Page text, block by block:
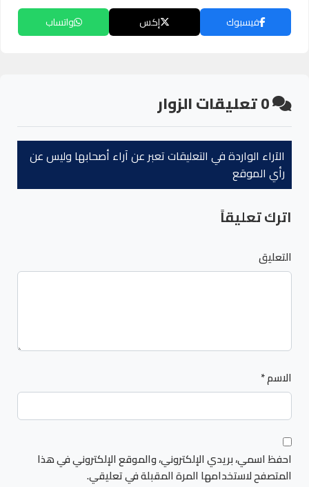
فيسبوك إكس واتساب
0تعليقات الزوار
الآراء الواردة في التعليقات تعبر عن آراء أصحابها وليس عن
رأي الموقع
اترك تعليقاً
التعليق
الاسم*
احفظ اسمي، بريدي الإلكتروني، والموقع الإلكتروني في هذا
المتصفح لاستخدامها المرة المقبلة في تعليقي.